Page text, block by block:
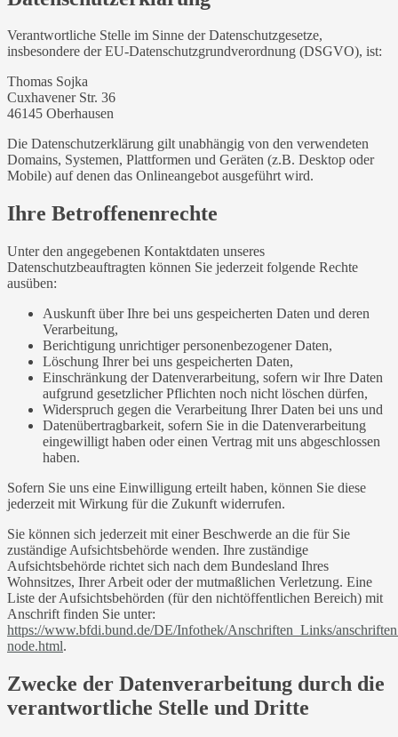
Verantwortliche Stelle im Sinne der Datenschutzgesetze,
insbesondere der EU-Datenschutzgrundverordnung (DSGVO), ist:
Thomas Sojka
Cuxhavener Str. 36
46145 Oberhausen
Die Datenschutzerklärung gilt unabhängig von den verwendeten
Domains, Systemen, Plattformen und Geräten (z.B. Desktop oder
Mobile) auf denen das Onlineangebot ausgeführt wird.
Ihre Betroffenenrechte
Unter den angegebenen Kontaktdaten unseres
Datenschutzbeauftragten können Sie jederzeit folgende Rechte
ausüben:
Auskunft über Ihre bei uns gespeicherten Daten und deren
Verarbeitung,
Berichtigung unrichtiger personenbezogener Daten,
Löschung Ihrer bei uns gespeicherten Daten,
Einschränkung der Datenverarbeitung, sofern wir Ihre Daten
aufgrund gesetzlicher Pflichten noch nicht löschen dürfen,
Widerspruch gegen die Verarbeitung Ihrer Daten bei uns und
Datenübertragbarkeit, sofern Sie in die Datenverarbeitung
eingewilligt haben oder einen Vertrag mit uns abgeschlossen
haben.
Sofern Sie uns eine Einwilligung erteilt haben, können Sie diese
jederzeit mit Wirkung für die Zukunft widerrufen.
Sie können sich jederzeit mit einer Beschwerde an die für Sie
zuständige Aufsichtsbehörde wenden. Ihre zuständige
Aufsichtsbehörde richtet sich nach dem Bundesland Ihres
Wohnsitzes, Ihrer Arbeit oder der mutmaßlichen Verletzung. Eine
Liste der Aufsichtsbehörden (für den nichtöffentlichen Bereich) mit
Anschrift finden Sie unter:
https://www.bfdi.bund.de/DE/Infothek/Anschriften_Links/
node.html.
Zwecke der Datenverarbeitung durch die
verantwortliche Stelle und Dritte